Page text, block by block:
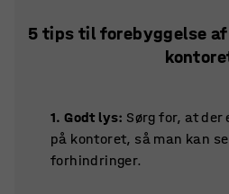
5 tips til forebyggelse
1. Godt lys: Sørg for, at der
på kontoret, så man kan
forhindringer.